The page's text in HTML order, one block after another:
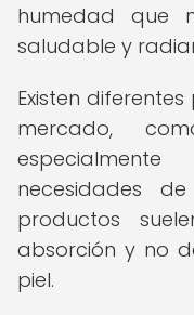
humedad que
saludable y
Existen
mercado,
necesidades
productos
absorción y no
piel.